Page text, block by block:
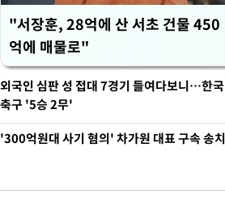
"서장훈, 28억에 산 서초 건물 450
억에 매물로"
외국인 심판 성 접대 7경기 들여다보니…한국
축구 '5승 2무'
'300억원대 사기 혐의' 차가원 대표 구속 송치